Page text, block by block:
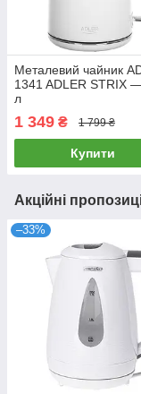
Металевий чайник
1341 ADLER STRIX
л
1 349 ₴ 1 799 ₴
Купити
Акційні
–33%